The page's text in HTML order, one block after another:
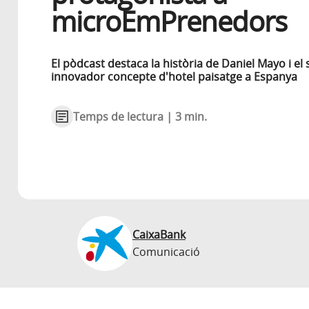
microEmPrenedors
El pòdcast destaca la història de Daniel Mayo i el
innovador concepte d'hotel paisatge a Espanya
Temps de lectura | 3 min.
CaixaBank
Comunicació